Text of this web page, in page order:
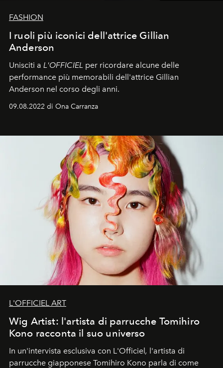
FASHION
I ruoli più iconici dell'attrice Gillian
Anderson
Unisciti a L'OFFICIEL per ricordare alcune delle
performance più memorabili dell'attrice Gillian
Anderson nel corso degli anni.
09.08.2022 di Ona Carranza
L'OFFICIEL ART
Wig Artist: l'artista di parrucche Tomihiro
Kono racconta il suo universo
In un'intervista esclusiva con L'Officiel, l'artista di
parrucche giapponese Tomihiro Kono parla di come